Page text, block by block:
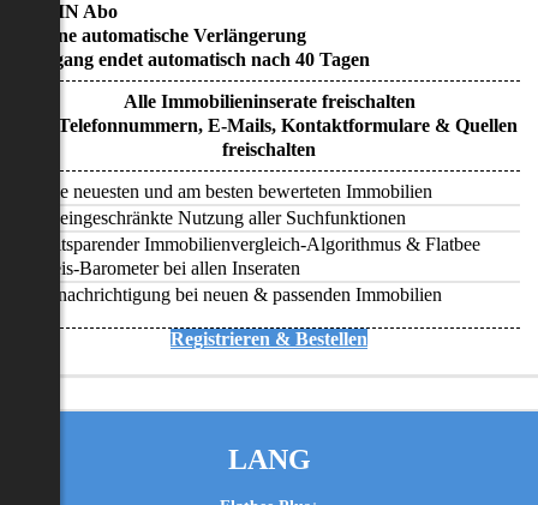
• KEIN Abo
• Keine automatische Verlängerung
• Zugang endet automatisch nach 40 Tagen
Alle Immobilieninserate freischalten
Alle Telefonnummern, E-Mails, Kontaktformulare & Quellen
freischalten
Alle neuesten und am besten bewerteten Immobilien
Uneingeschränkte Nutzung aller Suchfunktionen
Zeitsparender Immobilienvergleich-Algorithmus & Flatbee
Preis-Barometer bei allen Inseraten
Benachrichtigung bei neuen & passenden Immobilien
Registrieren & Bestellen
LANG